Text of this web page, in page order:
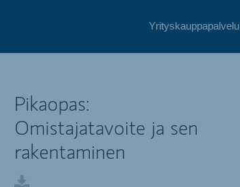
Yrityskauppapalvelu
Pikaopas:
Omistajatavoite ja sen
rakentaminen